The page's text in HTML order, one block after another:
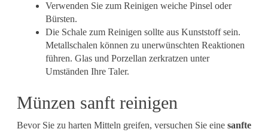
Verwenden Sie zum Reinigen weiche Pinsel oder
Bürsten.
Die Schale zum Reinigen sollte aus Kunststoff sein.
Metallschalen können zu unerwünschten Reaktionen
führen. Glas und Porzellan zerkratzen unter
Umständen Ihre Taler.
Münzen sanft reinigen
Bevor Sie zu harten Mitteln greifen, versuchen Sie eine sanfte